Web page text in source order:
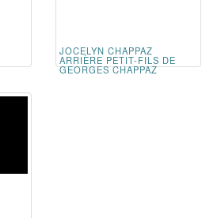
JOCELYN CHAPPAZ
ARRIÈRE PETIT-FILS DE
GEORGES CHAPPAZ